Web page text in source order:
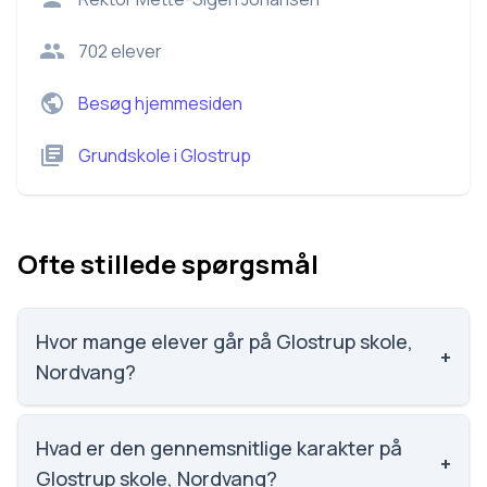
702elever
Besøg hjemmesiden
GrundskoleiGlostrup
Ofte stillede spørgsmål
Hvor mange elever går på Glostrup skole,
Nordvang?
+
Glostrup skole, Nordvang har 702 elever, hvilket gør
den til nummer 209 ud af 3143 skoler.
Hvad er den gennemsnitlige karakter på
Glostrup skole, Nordvang?
+